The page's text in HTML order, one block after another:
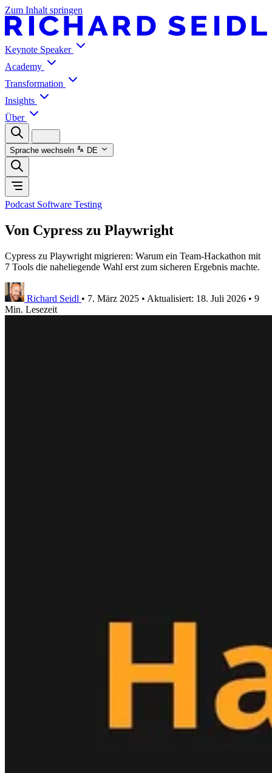
Zum Inhalt springen
Keynote Speaker
Academy
Transformation
Insights
Über
Sprache wechseln DE
Podcast Software Testing
Von Cypress zu Playwright
Cypress zu Playwright migrieren: Warum ein Team-Hackathon mit
7 Tools die naheliegende Wahl erst zum sicheren Ergebnis machte.
Richard Seidl • 7. März 2025 • Aktualisiert: 18. Juli 2026 • 9
Min. Lesezeit